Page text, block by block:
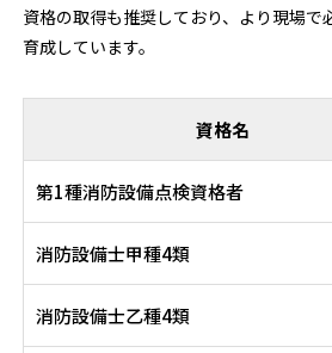
資格の取得も推奨しており、より現場で
育成しています。
資格名
第1種消防設備点検資格者
消防設備士甲種4類
消防設備士乙種4類